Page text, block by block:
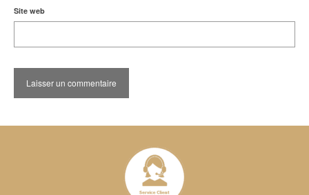
Site web